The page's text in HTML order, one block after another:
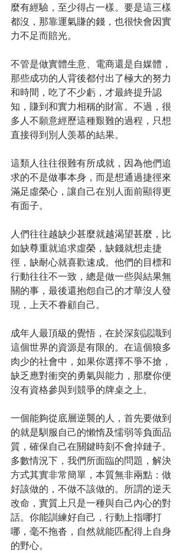
麼有經驗，至少得占一樣。要是這三樣
都沒，那靠運氣賺的錢，也很快會因實
力不足而賠光。
不管是做實體生意、電商還是自媒體，
那些成功的人背後都付出了極大的努力
和時間，吃了不少虧，才最終提升認
知，賺到和實力相稱的財富。不過，很
多人不願意經歷這種艱難的過程，只想
直接得到別人羡慕的結果。
這類人往往很難有所成就，因為他們追
求的不是做事本身，而是想通過捷徑來
滿足虛榮心，讓自己在別人面前顯得更
有面子。
人們往往越缺少甚麼就越渴望甚麼，比
如缺尊重就追求虛榮，缺錢就想走捷
徑，缺耐心就喜歡速成。他們的目標和
行動往往不一致，總是做一些與結果無
關的事，最後還抱怨自己的才華沒人發
現，上天不眷顧自己。
成年人最頂級的覺悟，在於深刻認識到
這個世界的資源是有限的。在這個狼多
肉少的社會中，如果你選擇不爭不搶，
缺乏應對衝突的勇氣與能力，那麼你便
沒有資格參與到競爭的牌桌之上。
一個能夠從底層逆襲的人，首先要做到
的就是馴服自己的懶惰及懦弱等負面品
質，確保自己在關鍵時刻不會掉鏈子。
多數情況下，我們所面臨的問題，解決
方式其實非常簡單，本質無非兩點：做
好該做的，不做不該做的。所謂的逆天
改命，實質上只是一種與自己內心的對
話。你能訓練好自己，行動上指哪打
哪，毫不拖沓，自然就能匹配得上自身
的野心。